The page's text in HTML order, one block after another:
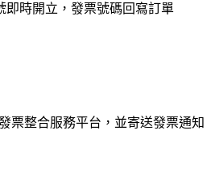
即時開立，發票號碼回寫訂單
票整合服務平台，並寄送發票通知